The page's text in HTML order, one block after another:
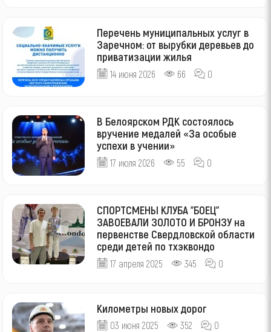
Перечень муниципальных услуг в
Заречном: от вырубки деревьев до
приватизации жилья
14 июня 2026 66 0
В Белоярском РДК состоялось
вручение медалей «За особые
успехи в учении»
17 июля 2026 55 0
СПОРТСМЕНЫ КЛУБА "БОЕЦ"
ЗАВОЕВАЛИ ЗОЛОТО И БРОНЗУ на
первенстве Свердловской области
среди детей по тхэквондо
17 апреля 2025 345 0
Километры новых дорог
03 июня 2025 352 0